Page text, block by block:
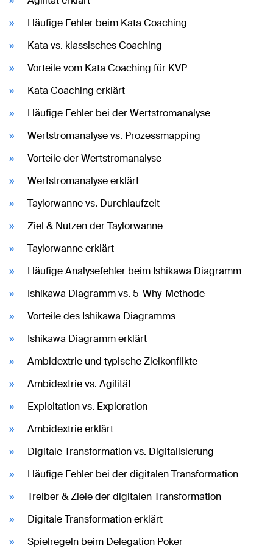
Häufige Fehler beim Kata Coaching
Kata vs. klassisches Coaching
Vorteile vom Kata Coaching für KVP
Kata Coaching erklärt
Häufige Fehler bei der Wertstromanalyse
Wertstromanalyse vs. Prozessmapping
Vorteile der Wertstromanalyse
Wertstromanalyse erklärt
Taylorwanne vs. Durchlaufzeit
Ziel & Nutzen der Taylorwanne
Taylorwanne erklärt
Häufige Analysefehler beim Ishikawa Diagramm
Ishikawa Diagramm vs. 5-Why-Methode
Vorteile des Ishikawa Diagramms
Ishikawa Diagramm erklärt
Ambidextrie und typische Zielkonflikte
Ambidextrie vs. Agilität
Exploitation vs. Exploration
Ambidextrie erklärt
Digitale Transformation vs. Digitalisierung
Häufige Fehler bei der digitalen Transformation
Treiber & Ziele der digitalen Transformation
Digitale Transformation erklärt
Spielregeln beim Delegation Poker